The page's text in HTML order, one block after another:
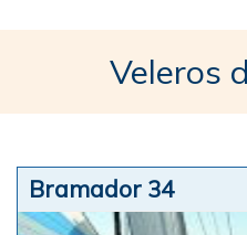
Veleros
Bramador 34